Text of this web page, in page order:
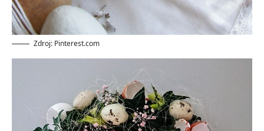
Zdroj: Pinterest.com